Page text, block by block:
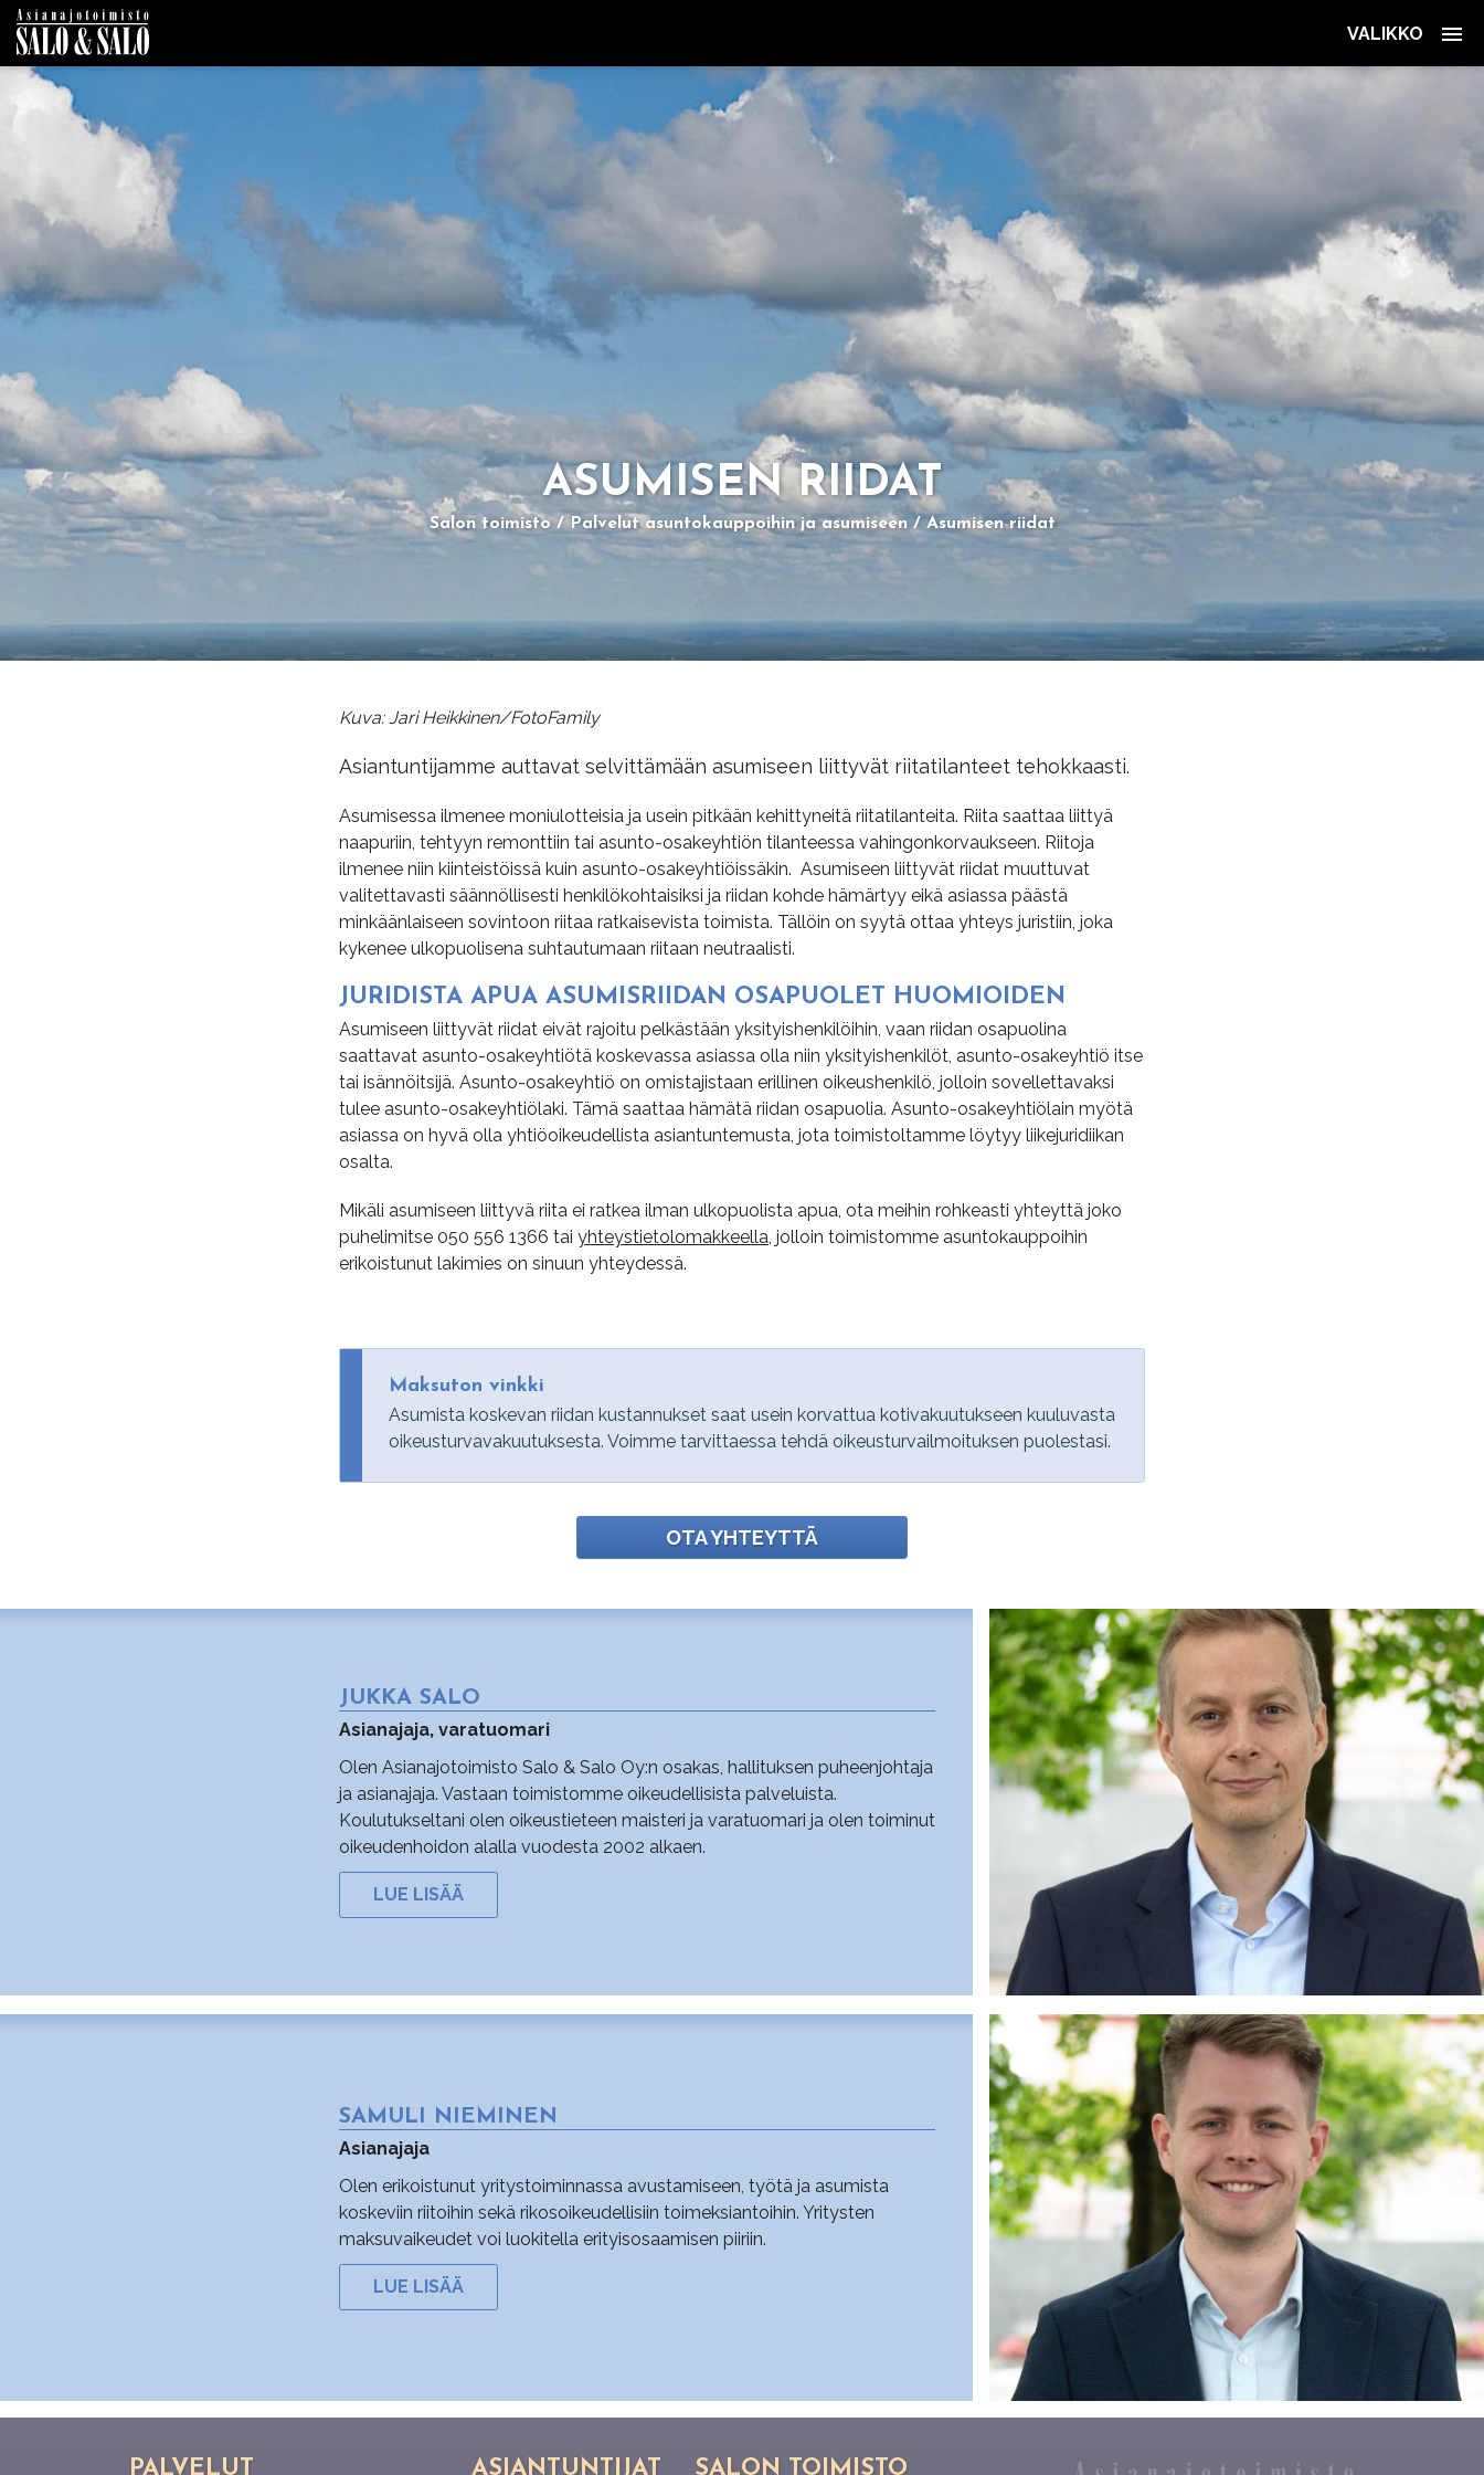
VALIKKO
ASU­MI­SEN RII­DAT
Salon toimisto Palvelut asuntokauppoihin ja asumiseen Asumisen riidat
Kuva: Jari Heikkinen/FotoFamily
Asiantuntijamme auttavat selvittämään asumiseen liittyvät riitatilanteet tehokkaasti.
Asumisessa ilmenee moniulotteisia ja usein pitkään kehittyneitä riitatilanteita. Riita saattaa liittyä
naapuriin, tehtyyn remonttiin tai asunto-osakeyhtiön tilanteessa vahingonkorvaukseen. Riitoja
ilmenee niin kiinteistöissä kuin asunto-osakeyhtiöissäkin. Asumiseen liittyvät riidat muuttuvat
valitettavasti säännöllisesti henkilökohtaisiksi ja riidan kohde hämärtyy eikä asiassa päästä
minkäänlaiseen sovintoon riitaa ratkaisevista toimista. Tällöin on syytä ottaa yhteys juristiin, joka
kykenee ulkopuolisena suhtautumaan riitaan neutraalisti.
JU­RI­DIS­TA APUA ASU­MIS­RII­DAN OS­A­PUO­LET HUO­MIOI­DEN
Asumiseen liittyvät riidat eivät rajoitu pelkästään yksityishenkilöihin, vaan riidan osapuolina
saattavat asunto-osakeyhtiötä koskevassa asiassa olla niin yksityishenkilöt, asunto-osakeyhtiö itse
tai isännöitsijä. Asunto-osakeyhtiö on omistajistaan erillinen oikeushenkilö, jolloin sovellettavaksi
tulee asunto-osakeyhtiölaki. Tämä saattaa hämätä riidan osapuolia. Asunto-osakeyhtiölain myötä
asiassa on hyvä olla yhtiöoikeudellista asiantuntemusta, jota toimistoltamme löytyy liikejuridiikan
osalta.
Mikäli asumiseen liittyvä riita ei ratkea ilman ulkopuolista apua, ota meihin rohkeasti yhteyttä joko
puhelimitse 050 556 1366 tai yhteystietolomakkeella , jolloin toimistomme asuntokauppoihin
erikoistunut lakimies on sinuun yhteydessä.
Maksuton vinkki
Asumista koskevan riidan kustannukset saat usein korvattua kotivakuutukseen kuuluvasta
oikeusturvavakuutuksesta. Voimme tarvittaessa tehdä oikeusturvailmoituksen puolestasi.
OTA YHTEYTTÄ
JUKKA SALO
Asianajaja, varatuomari
Olen Asianajotoimisto Salo & Salo Oy:n osakas, hallituksen puheenjohtaja
ja asianajaja. Vastaan toimistomme oikeudellisista palveluista.
Koulutukseltani olen oikeustieteen maisteri ja varatuomari ja olen toiminut
oikeudenhoidon alalla vuodesta 2002 alkaen.
LUE LISÄÄ
SAMULI NIEMINEN
Asianajaja
Olen erikoistunut yritystoiminnassa avustamiseen, työtä ja asumista
koskeviin riitoihin sekä rikosoikeudellisiin toimeksiantoihin. Yritysten
maksuvaikeudet voi luokitella erityisosaamisen piiriin.
LUE LISÄÄ
PAL­VE­LUT ASIANTUNTIJAT SALON TOIMISTO